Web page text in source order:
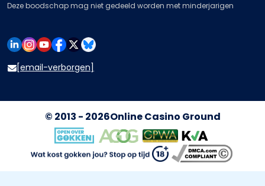
Deze boodschap mag niet gedeeld worden met minderjarigen
[email-verborgen]
© 2013 - 2026Online Casino Ground